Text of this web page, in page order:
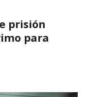
prisión
para